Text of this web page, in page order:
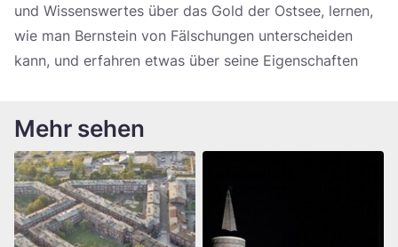
und Wissenswertes über das Gold der Ostsee, lernen,
wie man Bernstein von Fälschungen unterscheiden
kann, und erfahren etwas über seine Eigenschaften
Mehr sehen